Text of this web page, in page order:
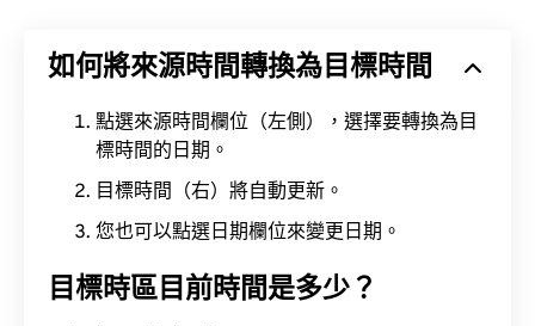
如何將來源時間轉換為目標時間
點選來源時間欄位（左側），選擇要轉換為目
標時間的日期。
目標時間（右）將自動更新。
您也可以點選日期欄位來變更日期。
目標時區目前時間是多少？